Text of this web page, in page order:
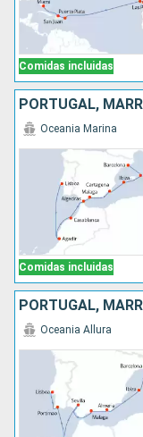
Comidas incluidas
PORTUGAL,
Comidas incluidas
Oceania Marina
PORTUGAL,
Oceania Allura